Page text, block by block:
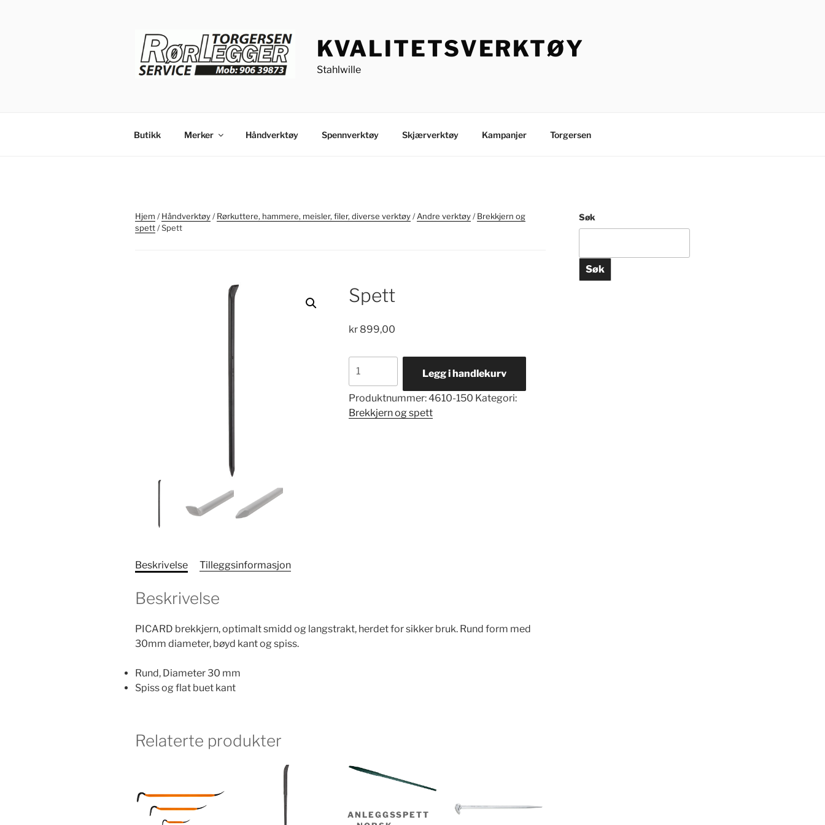
KVALITETSVERKTØY
Stahlwille
Butikk Merker Håndverktøy Spennverktøy Skjærverktøy Kampanjer Torgersen
Hjem /Håndverktøy/Rørkuttere, hammere, meisler, filer, diverse verktøy/Andre verktøy/Brekkjern og
spett/ Spett
Spett
kr899,00
antall
Legg i handlekurv
Produktnummer:4610-150 Kategori:
Brekkjern og spett
Beskrivelse Tilleggsinformasjon
Beskrivelse
PICARD brekkjern, optimalt smidd og langstrakt, herdet for sikker bruk. Rund form med
30mm diameter, bøyd kant og spiss.
Rund, Diameter 30 mm
Spiss og flat buet kant
Relaterte produkter
ANLEGGSSPETT
Søk
Søk